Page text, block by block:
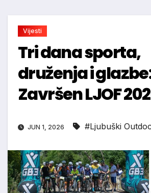
Vijesti
Tri dana sporta,
druženja i
Završen LJOF
JUN 1, 2026 #Ljubuški